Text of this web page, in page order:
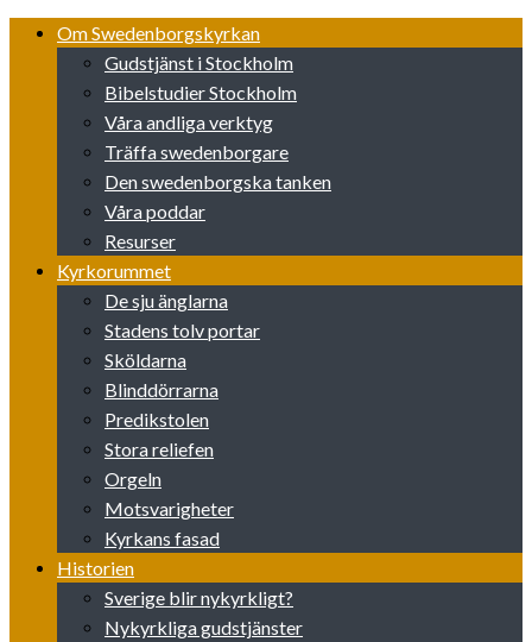
Skip
Om Swedenborgskyrkan
Gudstjänst i Stockholm
Bibelstudier Stockholm
Våra andliga verktyg
Träffa swedenborgare
Den swedenborgska tanken
Våra poddar
Resurser
Kyrkorummet
De sju änglarna
Stadens tolv portar
Sköldarna
Blinddörrarna
Predikstolen
Stora reliefen
Orgeln
Motsvarigheter
Kyrkans fasad
Historien
Sverige blir nykyrkligt?
Nykyrkliga gudstjänster